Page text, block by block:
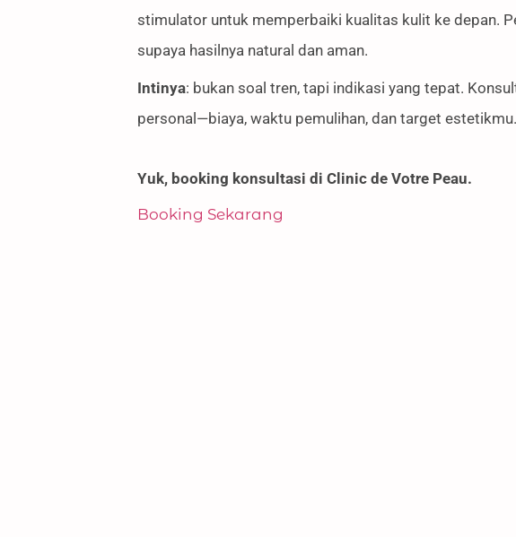
stimulator untuk memperbaiki kualitas kulit ke depan.
supaya hasilnya natural dan aman.
Intinya: bukan soal tren, tapi indikasi yang tepat.
personal—biaya, waktu pemulihan, dan target estetikmu.
Yuk, booking konsultasi di Clinic de Votre Peau.
Booking Sekarang